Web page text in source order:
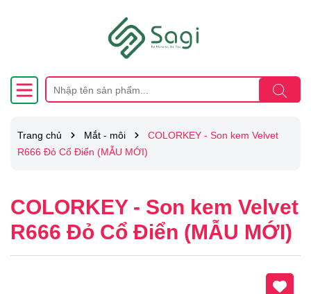
Trang chủ Mắt - môi
COLORKEY - Son kem Velvet
R666 Đỏ Cổ Điển (MẪU MỚI)
COLORKEY - Son kem Velvet
R666 Đỏ Cổ Điển (MẪU MỚI)